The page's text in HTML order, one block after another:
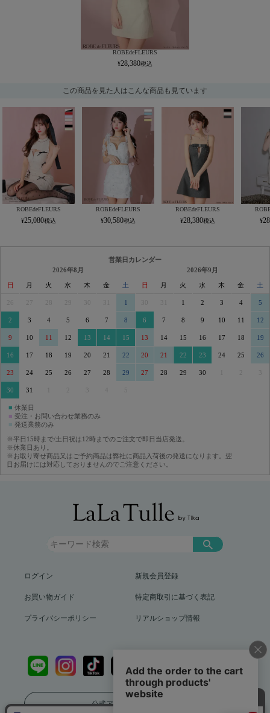
ROBEdeFLEURS
28,380
この商品を見た人はこんな商品も見ています
ROBEdeFLEURS
25,080
ROBEdeFLEURS
30,580
ROBEdeFLEURS
28,380
営業日カレンダー
2026年8月
日 月 火 水 木 金 土
29 30 31 1
2 3 4 5 6 7 8
9 10 11 12 13 14 15
16 17 18 19 20 21 22
23 24 25 26 27 28 29
30 31 3 5
2026年9月
日 月 火 水 木 金 土
30 31 1 2 3 4 5
6 7 8 9 10 11 12
13 14 15 16 17 18 19
20 21 22 23 24 25 26
27 28 29 30 3
■ 休業日
■ 受注・お問い合わせ業務のみ
■ 発送業務のみ
※平日15時まで/土日祝は12時までのご注文で即日当店発送。
※休業日あり。
※お取り寄せ商品又はご予約商品は弊社に商品入荷後の発送になります。翌
日お届けには対応しておりませんのでご注意ください。
ログイン 新規会員登録
お買い物ガイド 特定商取引に基づく表記
プライバシーポリシー リアルショップ情報
公式アプリをダウンロード